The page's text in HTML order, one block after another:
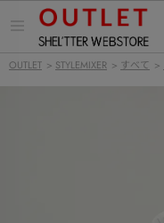
ー
OUTLET > STYLEMIXER > すべて >